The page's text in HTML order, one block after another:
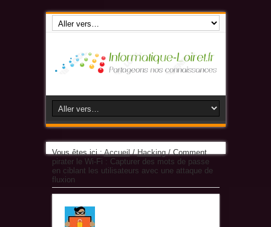
Vous êtes ici :Accueil/Hacking/Comment
pirater le Wi-Fi : Capturer des mots de passe
en ciblant les utilisateurs avec une attaque de
fluxion